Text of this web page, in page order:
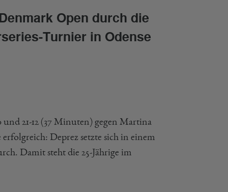
Open durch die
Turnier in Odense
und 21-12 (37 Minuten) gegen Martina
Deprez setzte sich in einem
Damit steht die 25-Jährige im